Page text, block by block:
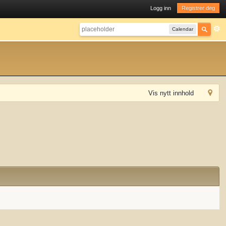
Logg inn Registrer deg
Calendar
Vis nytt innhold